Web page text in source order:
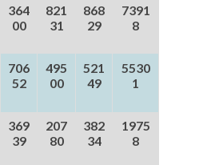
364
00
821
31
868
29
7391
8
706
52
495
00
521
49
5530
1
369
39
207
80
382
34
1975
8